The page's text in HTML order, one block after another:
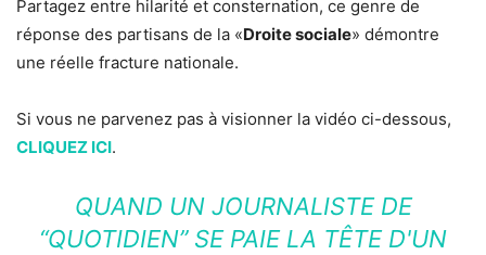
Partagez entre hilarité et consternation, ce genre de
réponse des partisans de la «Droite sociale» démontre
une réelle fracture nationale.
Si vous ne parvenez pas à visionner la vidéo ci-dessous,
CLIQUEZ ICI.
QUAND UN JOURNALISTE DE
“QUOTIDIEN” SE PAIE LA TÊTE D'UN